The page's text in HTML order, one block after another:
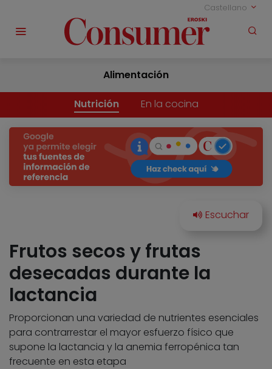
Castellano
Alimentación
Nutrición En la cocina
Frutos secos y frutas
desecadas durante la
lactancia
Proporcionan una variedad de nutrientes esenciales
para contrarrestar el mayor esfuerzo físico que
supone la lactancia y la anemia ferropénica tan
frecuente en esta etapa